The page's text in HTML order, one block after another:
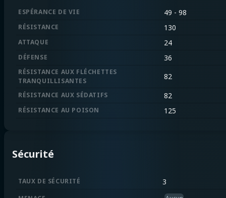
ESPÉRANCE DE VIE 49 - 98
RÉSISTANCE 130
ATTAQUE 24
DÉFENSE 36
RÉSISTANCE AUX FLÉCHETTES
TRANQUILLISANTES
82
RÉSISTANCE AUX SÉDATIFS 82
RÉSISTANCE AU POISON 125
Sécurité
TAUX DE SÉCURITÉ 3